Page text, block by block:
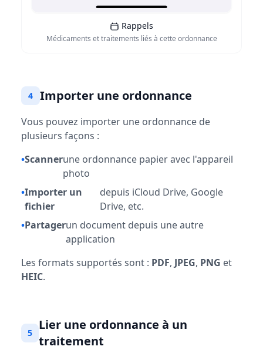
Rappels
Médicaments et traitements liés à cette ordonnance
4 Importer une ordonnance
Vous pouvez importer une ordonnance de
plusieurs façons :
•Scannerune ordonnance papier avec l'appareil
photo
•Importer un
fichier
depuis iCloud Drive, Google
Drive, etc.
•Partagerun document depuis une autre
application
Les formats supportés sont : PDF, JPEG, PNG et
HEIC.
5
Lier une ordonnance à un
traitement